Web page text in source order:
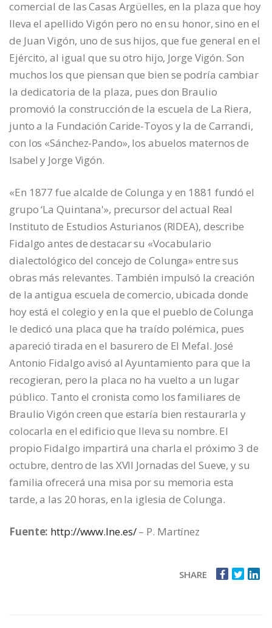
comercial de las Casas Argüelles, en la plaza que hoy
lleva el apellido Vigón pero no en su honor, sino en el
de Juan Vigón, uno de sus hijos, que fue general en el
Ejército, al igual que su otro hijo, Jorge Vigón. Son
muchos los que piensan que bien se podría cambiar
la dedicatoria de la plaza, pues don Braulio
promovió la construcción de la escuela de La Riera,
junto a la Fundación Caride-Toyos y la de Carrandi,
con los «Sánchez-Pando», los abuelos maternos de
Isabel y Jorge Vigón.
«En 1877 fue alcalde de Colunga y en 1881 fundó el
grupo ‘La Quintana'», precursor del actual Real
Instituto de Estudios Asturianos (RIDEA), describe
Fidalgo antes de destacar su «Vocabulario
dialectológico del concejo de Colunga» entre sus
obras más relevantes. También impulsó la creación
de la antigua escuela de comercio, ubicada donde
hoy está el colegio y en la que el pueblo de Colunga
le dedicó una placa que ha traído polémica, pues
apareció tirada en el basurero de El Mefal. José
Antonio Fidalgo avisó al Ayuntamiento para que la
recogieran, pero la placa no ha vuelto a un lugar
público. Tanto el cronista como los familiares de
Braulio Vigón creen que estaría bien restaurarla y
colocarla en el edificio que lleva su nombre. El
propio Fidalgo impartirá una charla el próximo 3 de
octubre, dentro de las XVII Jornadas del Sueve, y su
familia ofrecerá una misa por su memoria esta
tarde, a las 20 horas, en la iglesia de Colunga.
Fuente: http://www.lne.es/– P. Martínez
SHARE